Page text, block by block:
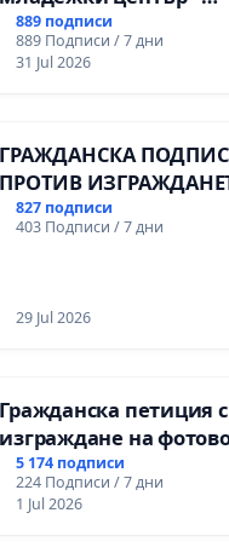
държавна политика!
години
милостиня, докато
хиляди семейства.
пространство за
Варна
889 подписи
889 Подписи / 7 дни
31 Jul 2026
ГРАЖДАНСКА
ПРОТИВ
ВЪЖЕНА ЛИНИЯ
ТЕРИТОРИЯТА НА
(БУНАРДЖИК)
827 подписи
403 Подписи / 7 дни
29 Jul 2026
Гражданска петиция
изграждане на
парк в с.Прибой, общ.
5 174 подписи
224 Подписи / 7 дни
1 Jul 2026